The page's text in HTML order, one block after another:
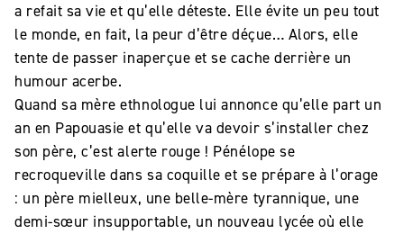
a refait sa vie et qu’elle déteste. Elle évite un peu tout
le monde, en fait, la peur d’être déçue… Alors, elle
tente de passer inaperçue et se cache derrière un
humour acerbe.
Quand sa mère ethnologue lui annonce qu’elle part un
an en Papouasie et qu’elle va devoir s’installer chez
son père, c’est alerte rouge ! Pénélope se
recroqueville dans sa coquille et se prépare à l’orage
: un père mielleux, une belle-mère tyrannique, une
demi-sœur insupportable, un nouveau lycée où elle